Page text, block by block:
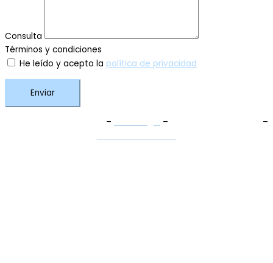
Consulta
Términos y condiciones
He leído y acepto la política de privacidad
Enviar
– –
–